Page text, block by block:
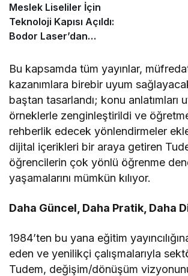
Meslek Liseliler İçin
Teknoloji Kapısı Açıldı:
Bodor Laser’dan
Desteği!
Bu kapsamda tüm yayınlar,
kazanımlara birebir uyum
baştan tasarlandı; konu anlatımları
örneklerle zenginleştirildi ve
rehberlik edecek yönlendirmeler
dijital içerikleri bir araya getiren
öğrencilerin çok yönlü öğrenme
yaşamalarını mümkün kılıyor.
Daha Güncel, Daha Pratik, Daha
1984’ten bu yana eğitim
eden ve yenilikçi çalışmalarıyla
Tudem, değişim/dönüşüm